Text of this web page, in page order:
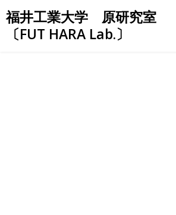
Skip
to
content
福井工業大学 原研究室
〔FUT HARA Lab.〕